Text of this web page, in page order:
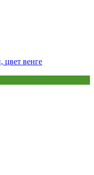
цвет венге